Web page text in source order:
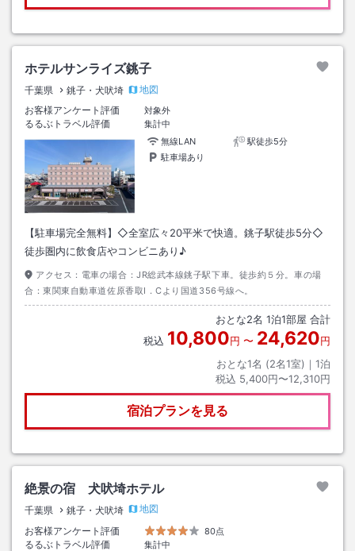
ホテルサンライズ銚子
千葉県 銚子・犬吠埼
地図
お客様アンケート評価
対象外
るるぶトラベル評価
集計中
無線LAN
駅徒歩5分
駐車場あり
【駐車場完全無料】◇全室広々20平米で快適。銚子駅徒歩5分◇
徒歩圏内に飲食店やコンビニあり♪
アクセス： 電車の場合：JR総武本線銚子駅下車。徒歩約５分。車の場
合：東関東自動車道佐原香取I．Cより国道356号線へ。
おとな2名 1泊1部屋 合計
税込 10,800円 〜 24,620円
おとな1名 (2名1室)｜ 1泊
税込 5,400円〜12,310円
宿泊プランを見る
絶景の宿 犬吠埼ホテル
千葉県 銚子・犬吠埼
地図
お客様アンケート評価
80点
るるぶトラベル評価
集計中